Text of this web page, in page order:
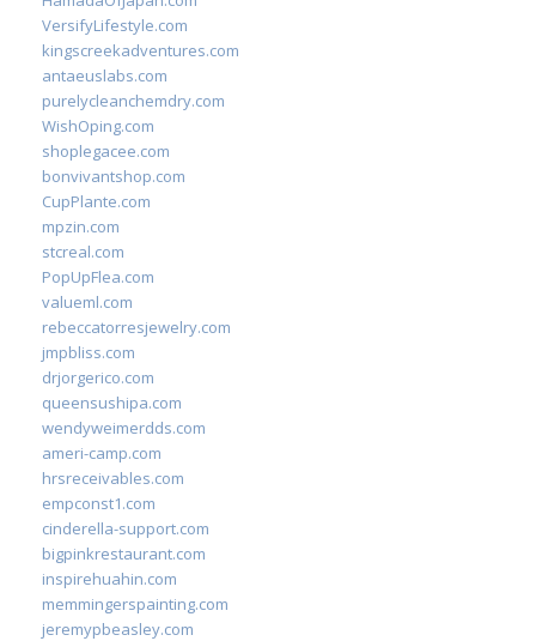
VersifyLifestyle.com
kingscreekadventures.com
antaeuslabs.com
purelycleanchemdry.com
WishOping.com
shoplegacee.com
bonvivantshop.com
CupPlante.com
mpzin.com
stcreal.com
PopUpFlea.com
valueml.com
rebeccatorresjewelry.com
jmpbliss.com
drjorgerico.com
queensushipa.com
wendyweimerdds.com
ameri-camp.com
hrsreceivables.com
empconst1.com
cinderella-support.com
bigpinkrestaurant.com
inspirehuahin.com
memmingerspainting.com
jeremypbeasley.com